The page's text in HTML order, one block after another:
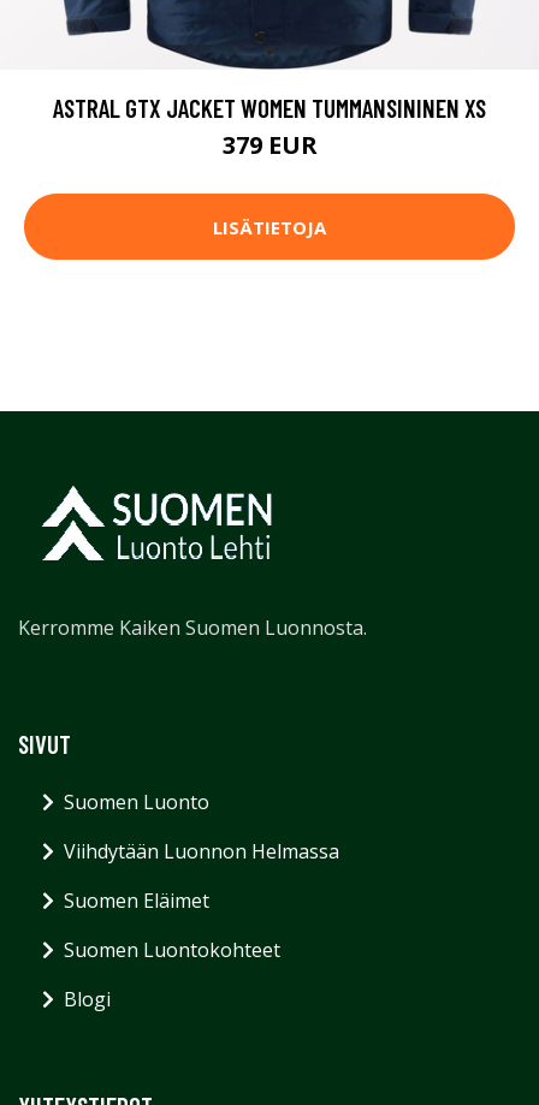
ASTRAL GTX JACKET WOMEN TUMMANSININEN XS
379 EUR
LISÄTIETOJA
Kerromme Kaiken Suomen Luonnosta.
SIVUT
Suomen Luonto
Viihdytään Luonnon Helmassa
Suomen Eläimet
Suomen Luontokohteet
Blogi